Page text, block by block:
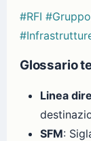
#RFI
Glossario
Linea
SFM: